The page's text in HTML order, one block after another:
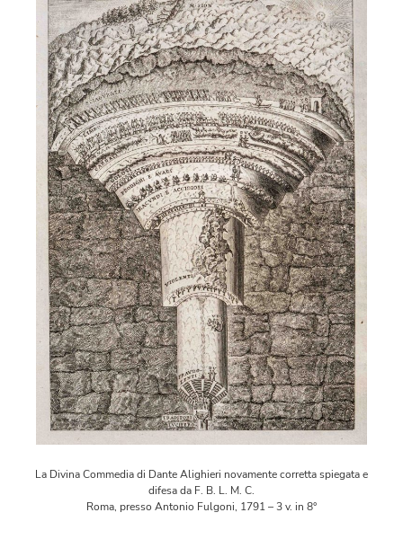
La Divina Commedia di Dante Alighieri novamente corretta spiegata e
difesa da F. B. L. M. C.
Roma, presso Antonio Fulgoni, 1791 – 3 v. in 8°